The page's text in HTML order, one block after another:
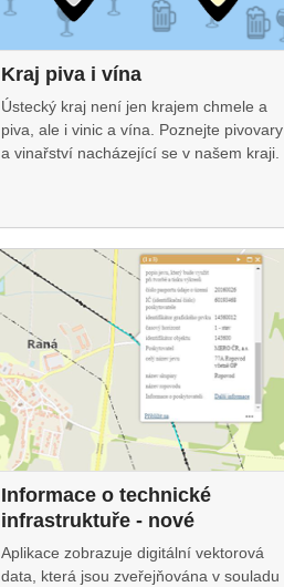
Kraj piva i vína
Ústecký kraj není jen krajem chmele a
piva, ale i vinic a vína. Poznejte pivovary
a vinařství nacházející se v našem kraji.
Informace o technické
infrastruktuře - nové
Aplikace zobrazuje digitální vektorová
data, která jsou zveřejňována v souladu